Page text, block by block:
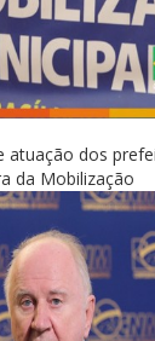
atuação dos
da Mobilização